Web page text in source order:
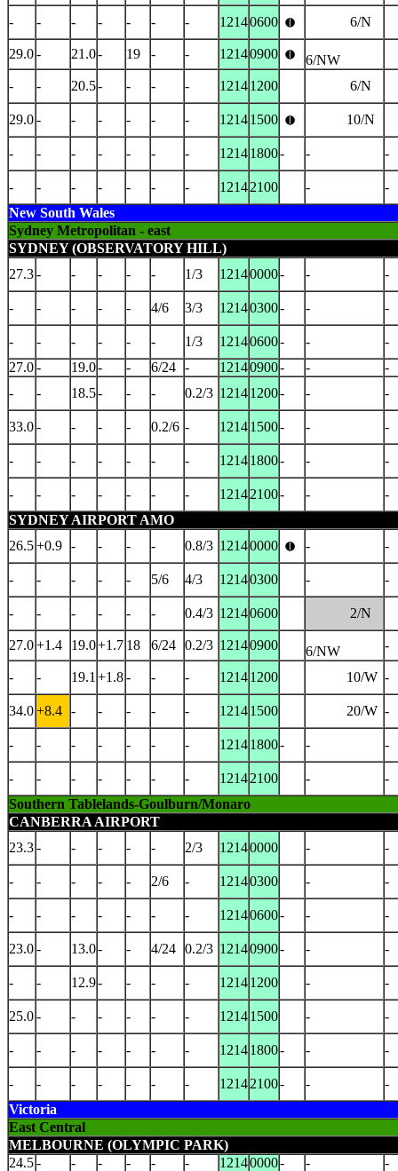
- - - - - - - 12140600 6/N
29.0- 21.0- 19 - - 12140900
6/NW
-
- 20.5- - - - 12141200 6/N
29.0- - - - - - 12141500 10/N
- - - - - - - 12141800- - -
- - - - - - - 12142100 -
-
New South Wales
Sydney Metropolitan - east
SYDNEY (OBSERVATORY HILL)
27.3- - - - - 1/3 12140000- - -
- - - - - 4/6 3/3 12140300- - -
- - - - - - 1/3 12140600- -
-
27.0- 19.0- - 6/24 - 12140900- -
-
-
- 18.5- - - 0.2/3 12141200- - -
33.0- - - - 0.2/6 - 12141500- - -
- - - - - - - 12141800- - -
- - - - - - - 12142100- -
-
SYDNEY AIRPORT AMO
26.5+0.9 - - - - 0.8/3 12140000 - -
- - - - - 5/6 4/3 12140300 - -
- - - - - - 0.4/3 12140600 2/N
27.0+1.4 19.0+1.7 18 6/24 0.2/3 12140900 6/NW -
- - 19.1 +1.8- - - 12141200 10/W -
34.0+8.4 - - - - - 12141500 20/W -
- - - - - - - 12141800- - -
- - - - - - - 12142100 -
-
Southern Tablelands-Goulburn/Monaro
CANBERRA AIRPORT
23.3- - - - - 2/3 12140000 - -
- - - - - 2/6 - 12140300 - -
- - - - - - - 12140600- - -
23.0- 13.0- - 4/24 0.2/3 12140900- - -
- - 12.9- - - - 12141200 - -
25.0- - - - - - 12141500 - -
- - - - - - - 12141800- - -
- - - - - - - 12142100- -
-
Victoria
East Central
MELBOURNE (OLYMPIC PARK)
24.5- - - - - - 12140000- - -